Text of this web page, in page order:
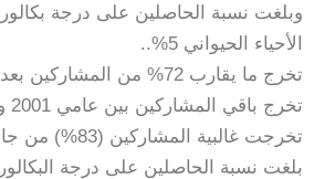
وبلغت نسبة الحاصلين على درجة
الأحياء الحيواني 5%..
تخرجت غالبية
بلغت نسبة الحاصلين على درجة